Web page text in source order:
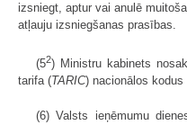
izsniegt, aptur vai anulē
atļauju izsniegšanas prasības.
(52) Ministru kabinets
tarifa (TARIC) nacionālos
(6) Valsts ieņēmumu